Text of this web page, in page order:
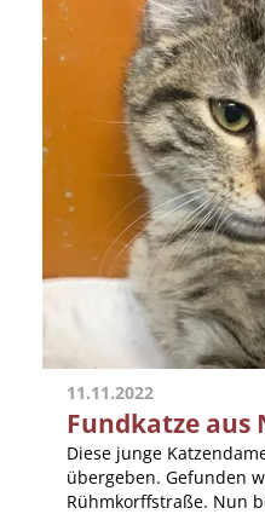
11.11.2022
Fundkatze aus
Diese junge
übergeben. Gefunden
Rühmkorffstraße. Nun